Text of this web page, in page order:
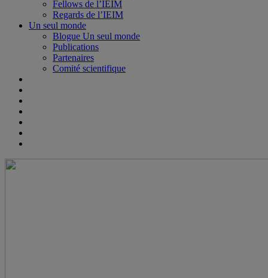
Fellows de l’IEIM
Regards de l’IEIM
Un seul monde
Blogue Un seul monde
Publications
Partenaires
Comité scientifique